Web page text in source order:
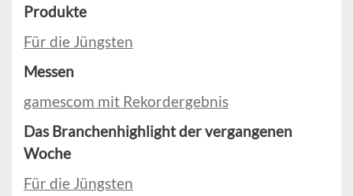
Produkte
Für die Jüngsten
Messen
gamescom mit Rekordergebnis
Das Branchenhighlight der vergangenen
Woche
Für die Jüngsten